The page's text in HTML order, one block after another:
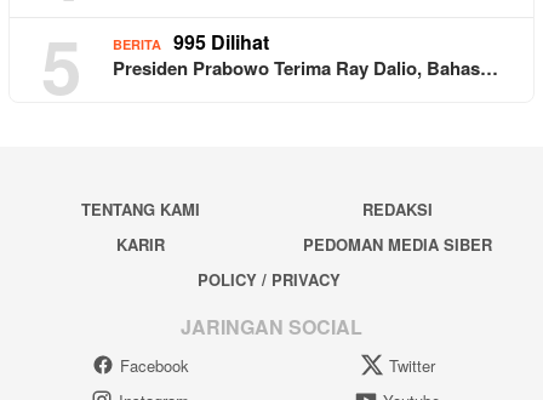
5 BERITA 995 Dilihat
Presiden Prabowo Terima Ray Dalio, Bahas…
TENTANG KAMI
REDAKSI
KARIR
PEDOMAN MEDIA SIBER
POLICY / PRIVACY
JARINGAN SOCIAL
Facebook
Twitter